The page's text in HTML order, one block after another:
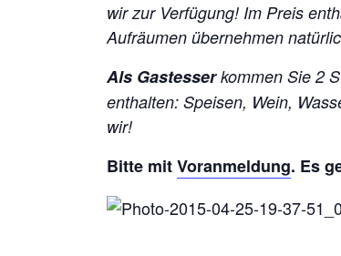
wir zur Verfügung! Im Preis
Aufräumen übernehmen
Als Gastesserkommen Sie 2
enthalten: Speisen, Wein,
wir!
Bitte mitVoranmeldung. Es